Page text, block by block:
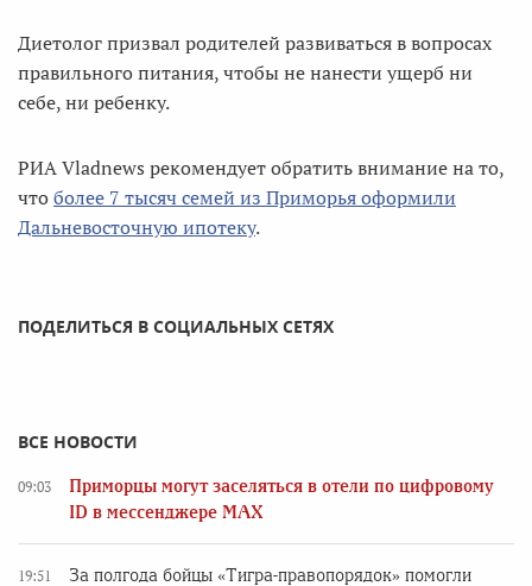
Диетолог призвал родителей развиваться в вопросах
правильного питания, чтобы не нанести ущерб ни
себе, ни ребенку.
РИА Vladnews рекомендует обратить внимание на то,
чтоболее 7 тысяч семей из Приморья оформили
Дальневосточную ипотеку.
ПОДЕЛИТЬСЯ В СОЦИАЛЬНЫХ СЕТЯХ
ВСЕ НОВОСТИ
09:03
Приморцы могут заселяться в отели по цифровому
ID в мессенджере MAX
19:51
За полгода бойцы «Тигра-правопорядок» помогли